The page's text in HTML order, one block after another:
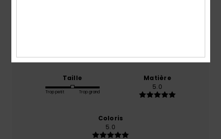
Taille
Trop petit Trop grand
Matière
5.0
Coloris
5.0